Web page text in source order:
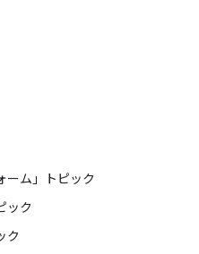
ーム」トピック
ック
ク